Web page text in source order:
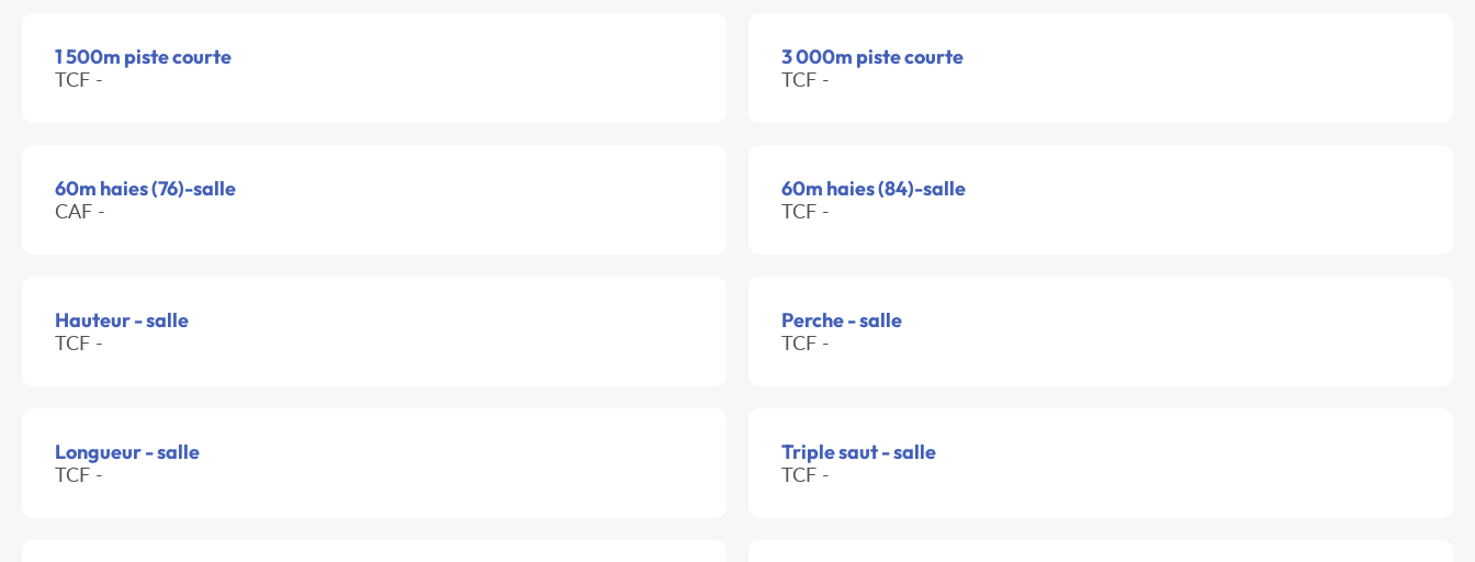
1 500m piste courte
TCF -
3 000m piste courte
TCF -
60m haies (76)-salle
CAF -
60m haies (84)-salle
TCF -
Hauteur - salle
TCF -
Perche - salle
TCF -
Longueur - salle
TCF -
Triple saut - salle
TCF -